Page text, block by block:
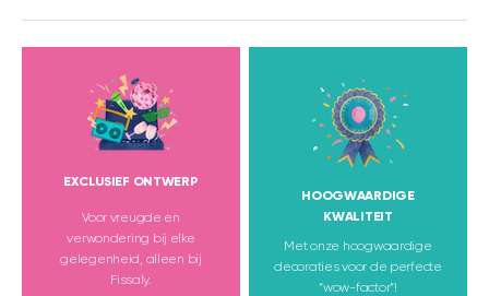
EXCLUSIEF ONTWERP
Voor vreugde en
verwondering bij elke
gelegenheid, alleen bij
Fissaly.
HOOGWAARDIGE
KWALITEIT
Met onze hoogwaardige
decoraties voor de perfecte
“wow-factor”!